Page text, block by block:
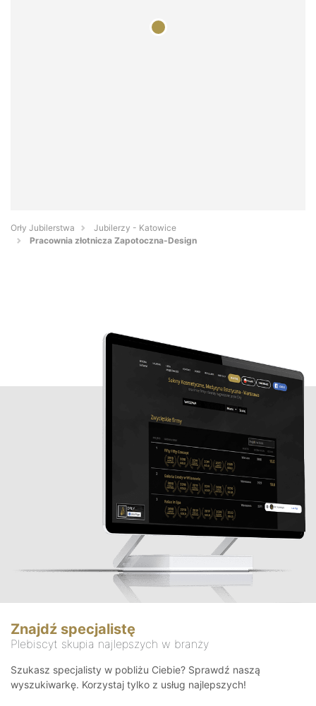
Orły Jubilerstwa
Jubilerzy - Katowice
Pracownia złotnicza Zapotoczna-Design
Znajdź specjalistę
Plebiscyt skupia najlepszych w branży
Szukasz specjalisty w pobliżu Ciebie? Sprawdź naszą
wyszukiwarkę. Korzystaj tylko z usług najlepszych!